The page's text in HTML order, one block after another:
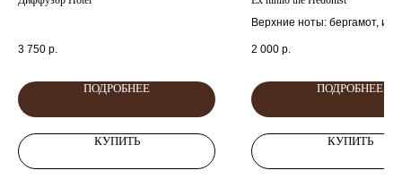
3 750 р.
ПОДРОБНЕЕ
КУПИТЬ
Верхние ноты: бергамот,
Базовые ноты: ветивер,
2 000 р.
ПОДРОБНЕЕ
КУПИТЬ